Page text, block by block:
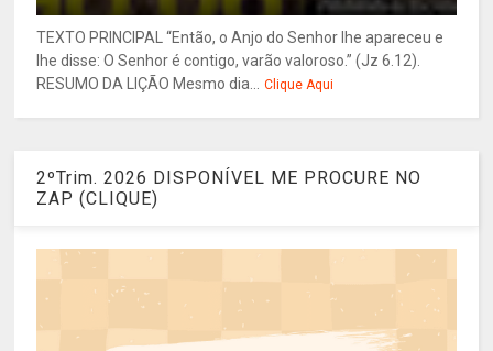
TEXTO PRINCIPAL “Então, o Anjo do Senhor lhe apareceu e
lhe disse: O Senhor é contigo, varão valoroso.” (Jz 6.12).
RESUMO DA LIÇÃO Mesmo dia... Clique Aqui
2ºTrim. 2026 DISPONÍVEL ME PROCURE NO
ZAP (CLIQUE)